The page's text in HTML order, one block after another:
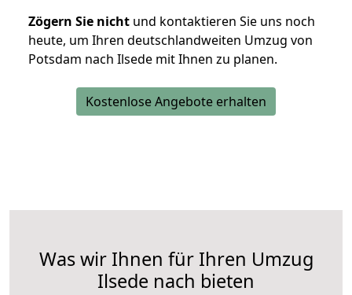
Zögern Sie nicht und kontaktieren Sie uns noch
heute, um Ihren deutschlandweiten Umzug von
Potsdam nach Ilsede mit Ihnen zu planen.
Kostenlose Angebote erhalten
Was wir Ihnen für Ihren Umzug
Ilsede nach bieten